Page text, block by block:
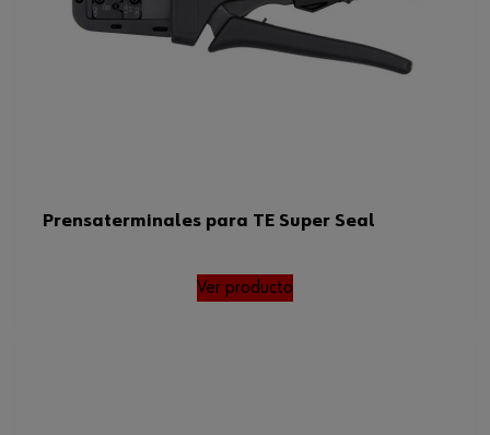
Prensaterminales para TE Super Seal
Ver producto